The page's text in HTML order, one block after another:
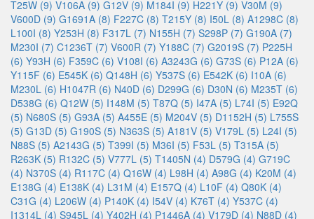
T25W (9) V106A (9) G12V (9) M184I (9) H221Y (9) V30M (9)
V600D (9) G1691A (8) F227C (8) T215Y (8) I50L (8) A1298C (8)
L100I (8) Y253H (8) F317L (7) N155H (7) S298P (7) G190A (7)
M230I (7) C1236T (7) V600R (7) Y188C (7) G2019S (7) P225H
(6) Y93H (6) F359C (6) V108I (6) A3243G (6) G73S (6) P12A (6)
Y115F (6) E545K (6) Q148H (6) Y537S (6) E542K (6) I10A (6)
M230L (6) H1047R (6) N40D (6) D299G (6) D30N (6) M235T (6)
D538G (6) Q12W (5) I148M (5) T87Q (5) I47A (5) L74I (5) E92Q
(5) N680S (5) G93A (5) A455E (5) M204V (5) D1152H (5) L755S
(5) G13D (5) G190S (5) N363S (5) A181V (5) V179L (5) L24I (5)
N88S (5) A2143G (5) T399I (5) M36I (5) F53L (5) T315A (5)
R263K (5) R132C (5) V777L (5) T1405N (4) D579G (4) G719C
(4) N370S (4) R117C (4) Q16W (4) L98H (4) A98G (4) K20M (4)
E138G (4) E138K (4) L31M (4) E157Q (4) L10F (4) Q80K (4)
C31G (4) L206W (4) P140K (4) I54V (4) K76T (4) Y537C (4)
I1314L (4) S945L (4) Y402H (4) P1446A (4) V179D (4) N88D (4)